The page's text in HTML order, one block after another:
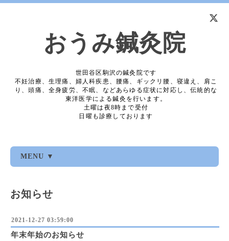
おうみ鍼灸院
世田谷区駒沢の鍼灸院です
不妊治療、生理痛、婦人科疾患、腰痛、ギックリ腰、寝違え、肩こ
り、頭痛、全身疲労、不眠、などあらゆる症状に対応し、伝統的な
東洋医学による鍼灸を行います。
土曜は夜8時まで受付
日曜も診療しております
MENU ▼
お知らせ
2021-12-27 03:59:00
年末年始のお知らせ